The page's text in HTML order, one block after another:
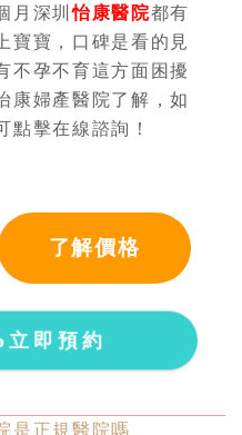
月深圳怡康醫院都有
寶寶，口碑是看的見
不孕不育這方面困擾
康婦產醫院了解，如
點擊在線諮詢！
了解價格
即預約
是正規醫院嗎